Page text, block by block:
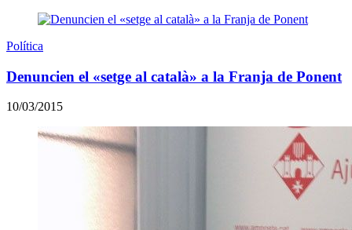
Política
Denuncien el «setge al català» a la Franja de Ponent
10/03/2015